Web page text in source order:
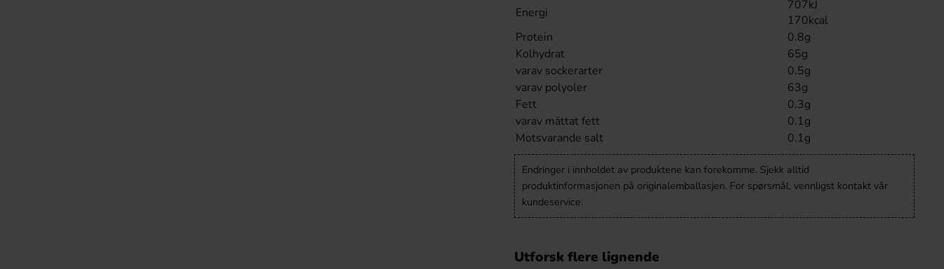
Energi
707kJ
170kcal
Protein
0.8g
Kolhydrat
65g
varav sockerarter
0.5g
varav polyoler
63g
Fett
0.3g
varav mättat fett
0.1g
Motsvarande salt
0.1g
Endringer i innholdet av produktene kan forekomme. Sjekk alltid
produktinformasjonen på originalemballasjen. For spørsmål, vennligst kontakt vår
kundeservice.
Utforsk flere lignende